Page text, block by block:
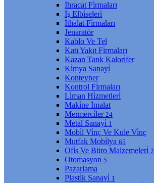
İhracat Fi̇rmaları
İş Elbi̇seleri̇
İthalat Fi̇rmaları
Jenaratör
Kablo Ve Tel
Katı Yakıt Fi̇rmaları
Kazan Tank Kalori̇fer
Ki̇mya Sanayi̇
Konteyner
Kontrol Fi̇rmaları
Li̇man Hi̇zmetleri̇
Maki̇ne İmalat
Mermerci̇ler 24
Metal Sanayi̇ 1
Mobi̇l Vi̇nç Ve Kule Vi̇nç
Mutfak Mobi̇lya 65
Ofi̇s Ve Büro Malzemeleri̇ 2
Otomasyon 5
Pazarlama
Plasti̇k Sanayi̇ 1